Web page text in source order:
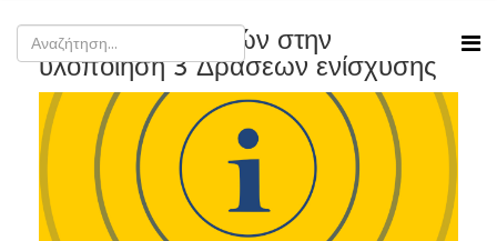
Παράταση 6 μηνών στην
υλοποίηση 3 Δράσεων ενίσχυσης